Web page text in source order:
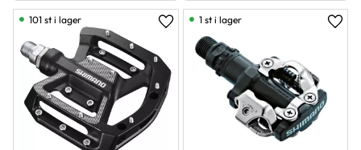
Lägg till i favoriter
101 st i lager 1 st i lager